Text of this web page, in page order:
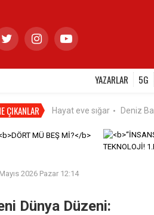
YAZARLAR 5G
ÇIKANLAR Hayat eve sığar • Deniz
2026 Pazar 12:14
Dünya Düzeni: